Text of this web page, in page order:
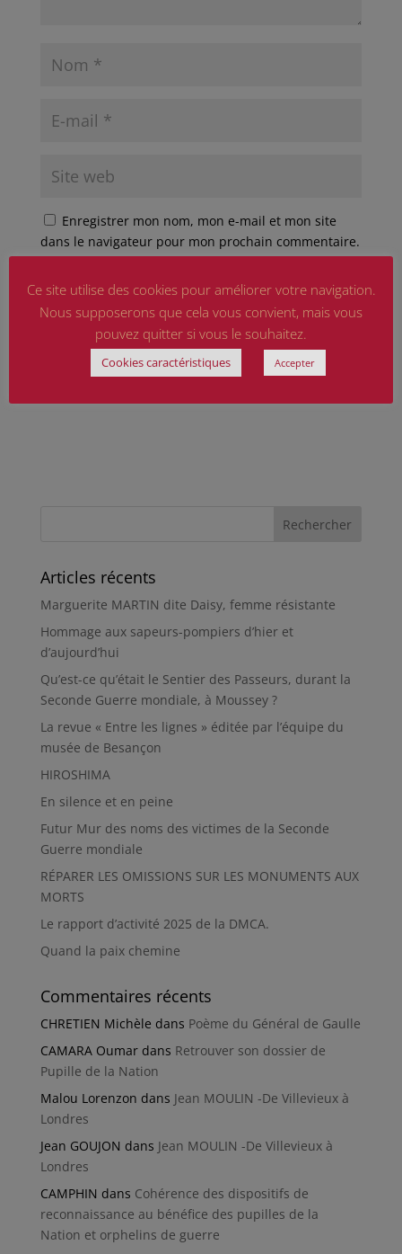
Enregistrer mon nom, mon e-mail et mon site
dans le navigateur pour mon prochain commentaire.
Politique de confidentialitéetConditions d'utilisation
appliquer.
Articles récents
Marguerite MARTIN dite Daisy, femme résistante
Hommage aux sapeurs-pompiers d’hier et
d’aujourd’hui
Qu’est-ce qu’était le Sentier des Passeurs, durant la
Seconde Guerre mondiale, à Moussey ?
La revue « Entre les lignes » éditée par l’équipe du
musée de Besançon
HIROSHIMA
En silence et en peine
Futur Mur des noms des victimes de la Seconde
Guerre mondiale
RÉPARER LES OMISSIONS SUR LES MONUMENTS AUX
MORTS
Le rapport d’activité 2025 de la DMCA.
Quand la paix chemine
Commentaires récents
CHRETIEN Michèle dans Poème du Général de Gaulle
CAMARA Oumardans Retrouver son dossier de
Pupille de la Nation
Malou Lorenzon dans Jean MOULIN -De Villevieux à
Londres
Jean GOUJON dans Jean MOULIN -De Villevieux à
Londres
CAMPHIN dans Cohérence des dispositifs de
reconnaissance au bénéfice des pupilles de la
Nation et orphelins de guerre
Ce site utilise des cookies pour améliorer votre navigation.
Nous supposerons que cela vous convient, mais vous
pouvez quitter si vous le souhaitez.
Cookies caractéristiques Accepter